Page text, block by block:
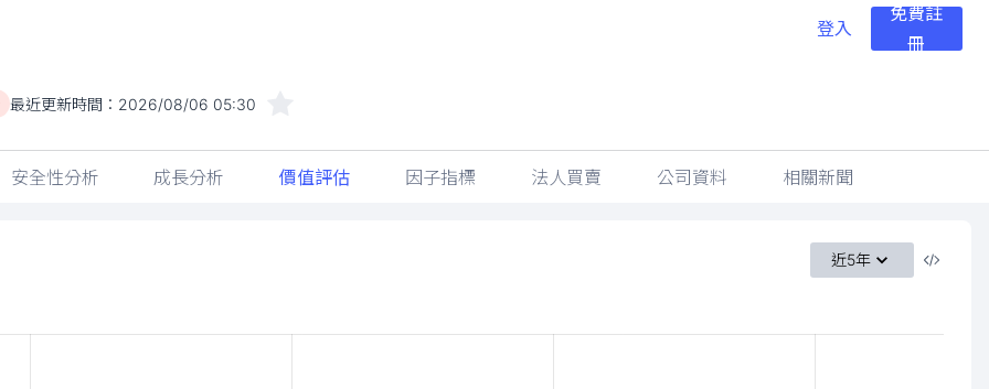
登入
免費註
冊
最近更新時間： 2026/08/06 05:30
安全性分析 成長分析 價值評估 因子指標 法人買賣 公司資料 相關新聞
近5年